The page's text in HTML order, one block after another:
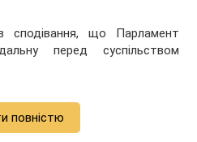
сподівання, що Парламент
перед суспільством
повністю